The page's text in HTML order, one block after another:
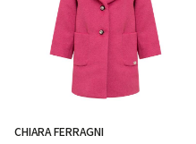
CHIARA FERRAGNI